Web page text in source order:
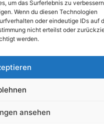
um das Surferlebnis zu
Wenn du diesen Technologien
oder eindeutige IDs auf
nicht erteilst oder
werden.
ansehen
- bei Artur Kokoev